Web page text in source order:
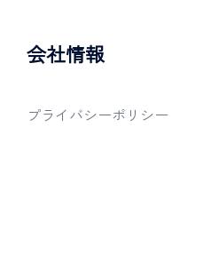
会社情報
プライバシーポリシー